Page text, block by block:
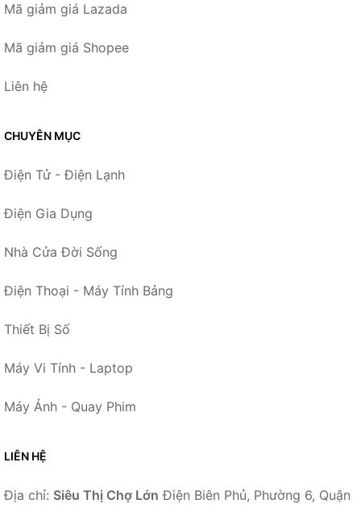
Mã giảm giá Lazada
Mã giảm giá Shopee
Liên hệ
CHUYÊN MỤC
Điện Tử - Điện Lạnh
Điện Gia Dụng
Nhà Cửa Đời Sống
Điện Thoại - Máy Tính Bảng
Thiết Bị Số
Máy Vi Tính - Laptop
Máy Ảnh - Quay Phim
LIÊN HỆ
Địa chỉ: Siêu Thị Chợ Lớn Điện Biên Phủ, Phường 6, Quận